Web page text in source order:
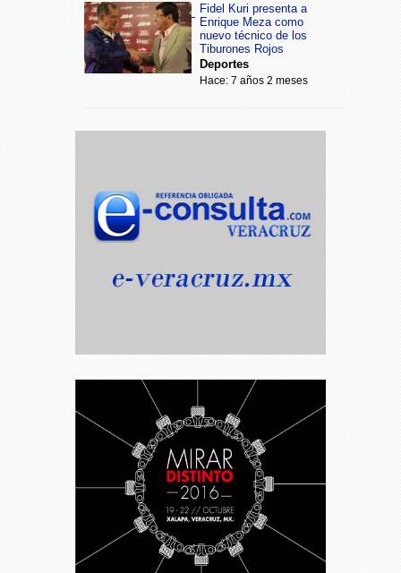
Fidel Kuri presenta a
Enrique Meza como
nuevo técnico de los
Tiburones Rojos
Deportes
Hace: 7 años 2 meses